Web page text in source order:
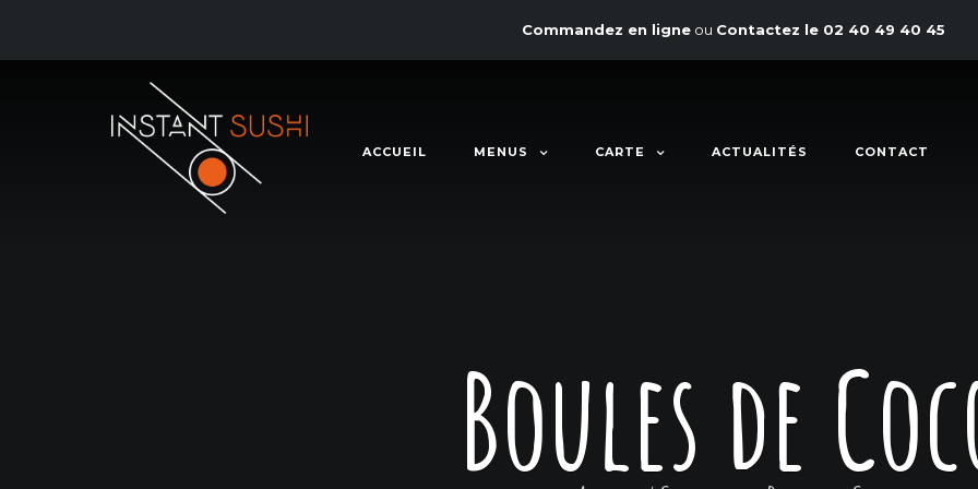
Commandez en ligne ou Contactez le 02 40 49 40 45
ACCUEIL MENUS CARTE ACTUALITÉS CONTACT
Boules de